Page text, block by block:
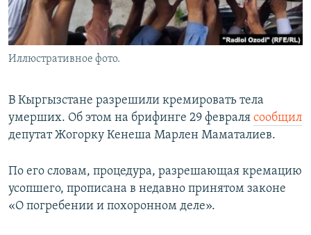
Иллюстративное фото.
В Кыргызстане разрешили кремировать тела
умерших. Об этом на брифинге 29 февраля сообщил
депутат Жогорку Кенеша Марлен Маматалиев.
По его словам, процедура, разрешающая кремацию
усопшего, прописана в недавно принятом законе
«О погребении и похоронном деле».